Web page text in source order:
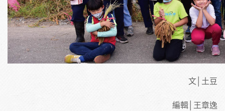
文│土豆
編輯│王章逸